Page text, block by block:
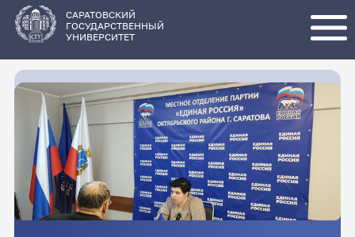
основному
содержанию
САРАТОВСКИЙ
ГОСУДАРСТВЕННЫЙ
УНИВЕРСИТЕТ